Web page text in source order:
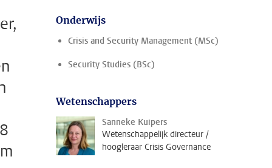
Onderwijs
Crisis and Security Management (MSc)
Security Studies (BSc)
Wetenschappers
Sanneke Kuipers
Wetenschappelijk directeur /
hoogleraar Crisis Governance